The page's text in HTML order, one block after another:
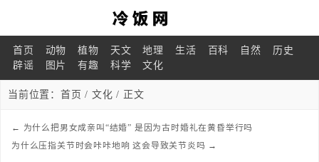
首页 动物 植物 天文 地理 生活 百科 自然
历史
辟谣
图片 有趣 科学 文化
当前位置： 首页 /文化 / 正文
← 为什么把男女成亲叫“结婚” 是因为古时婚礼在黄昏举行吗
为什么压指关节时会咔咔地响 这会导致关节炎吗 →